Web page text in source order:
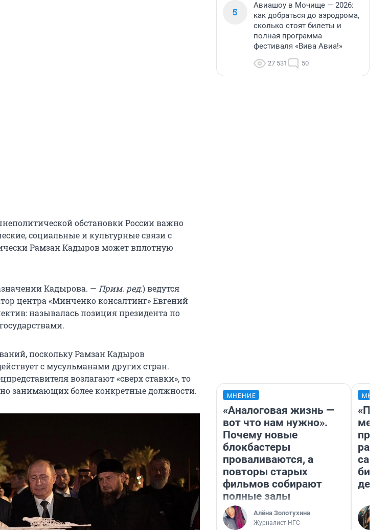
обстановки России важно
социальные и культурные связи с
Рамзан Кадыров может вплотную
Кадырова. — Прим. ред.) ведутся
центра «Минченко консалтинг» Евгений
называлась позиция президента по
поскольку Рамзан Кадыров
с мусульманами других стран.
возлагают «сверх ставки», то
занимающих более конкретные должности.
5
Авиашоу в Мочище — 2026:
как добраться до аэродрома,
сколько стоят билеты и
полная программа
фестиваля «Вива Авиа!»
27 531 50
МНЕНИЕ
«Аналоговая жизнь —
вот что нам нужно».
Почему новые
блокбастеры
проваливаются, а
повторы старых
фильмов собирают
полные залы
Алёна Золотухина
Журналист НГС